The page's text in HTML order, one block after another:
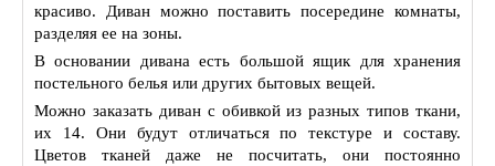
красиво. Диван можно поставить посередине комнаты,
разделяя ее на зоны.
В основании дивана есть большой ящик для хранения
постельного белья или других бытовых вещей.
Можно заказать диван с обивкой из разных типов ткани,
их 14. Они будут отличаться по текстуре и составу.
Цветов тканей даже не посчитать, они постоянно